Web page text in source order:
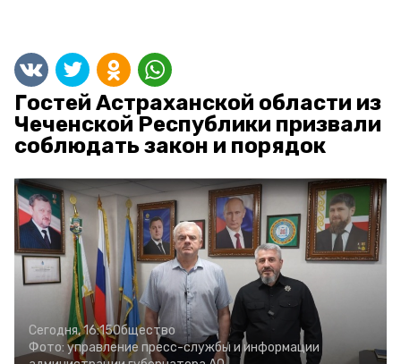
Гостей Астраханской области из
Чеченской Республики призвали
соблюдать закон и порядок
Сегодня, 16:15Общество
Фото: управление пресс-службы и информации